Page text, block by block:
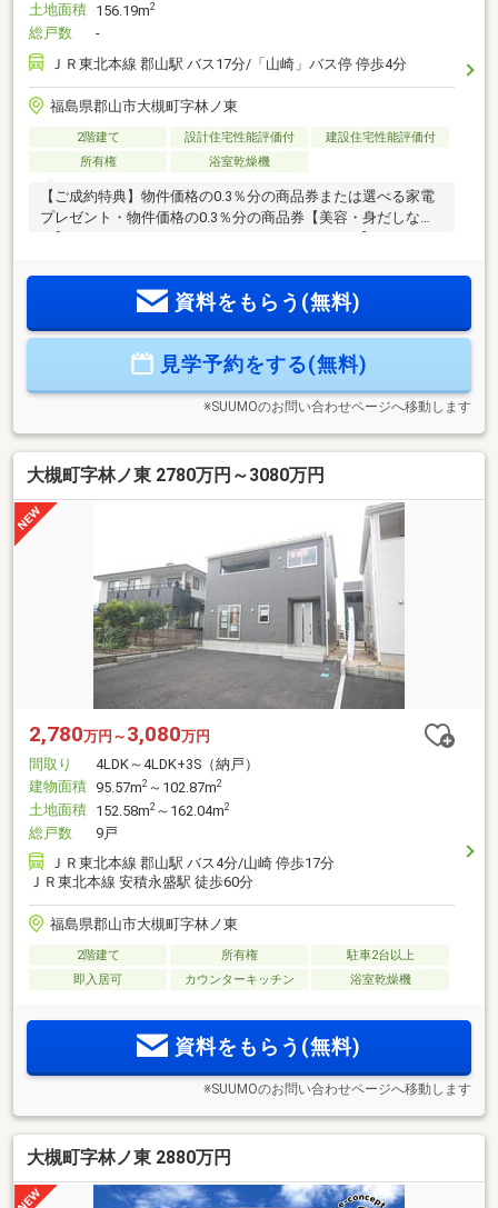
土地面積 156.19m2
総戸数
-
ＪＲ東北本線 郡山駅 バス17分/「山崎」バス停 停歩4分
福島県郡山市大槻町字林ノ東
2階建て 設計住宅性能評価付
建設住宅性能評価付
所有権
浴室乾燥機
【ご成約特典】物件価格の0.3％分の商品券または選べる家電
プレゼント・物件価格の0.3％分の商品券【美容・身だしな
TABLE・アンビエントラウンジペットベット【ロボット・家
電】・ルンバ（Dreame）・Dyson 掃除機＋空気清浄機 セット
資料をもらう(無料)
見学予約をする(無料)
※SUUMOのお問い合わせページへ移動します
大槻町字林ノ東 2780万円～3080万円
2,780万円～ 3,080万円
間取り
4LDK～4LDK+3S（納戸）
建物面積 95.57m2 ～102.87m2
土地面積 152.58m2 ～162.04m2
総戸数
9戸
ＪＲ東北本線 郡山駅 バス4分/山崎 停歩17分
ＪＲ東北本線 安積永盛駅 徒歩60分
福島県郡山市大槻町字林ノ東
2階建て 所有権
駐車2台以上
即入居可
カウンターキッチン 浴室乾燥機
資料をもらう(無料)
※SUUMOのお問い合わせページへ移動します
大槻町字林ノ東 2880万円